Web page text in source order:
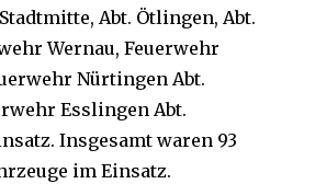
Abt. Ötlingen, Abt.
Wernau, Feuerwehr
Nürtingen Abt.
Esslingen Abt.
Insgesamt waren 93
im Einsatz.